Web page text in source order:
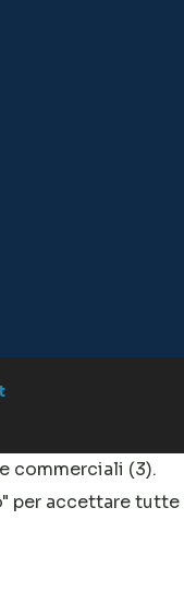
commerciali (3).
per accettare tutte